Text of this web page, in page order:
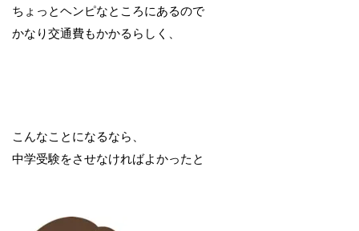
ちょっとヘンピなところにあるので
かなり交通費もかかるらしく、
こんなことになるなら、
中学受験をさせなければよかったと